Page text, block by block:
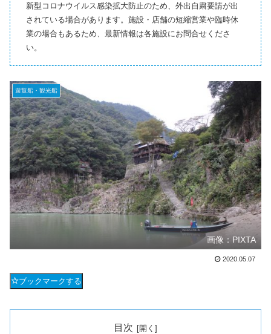
新型コロナウイルス感染拡大防止のため、外出自粛要請が出
されている場合があります。施設・店舗の短縮営業や臨時休
業の場合もあるため、最新情報は各施設にお問合せくださ
い。
遊覧船・観光船
画像：PIXTA
2020.05.07
ブックマークする
目次